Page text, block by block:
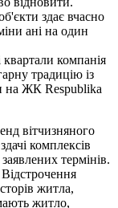
здає вчасно
ані на один
квартали компанія
традицію із
на ЖК Respublika
вітчизняного
комплексів
термінів.
житла,
житло,